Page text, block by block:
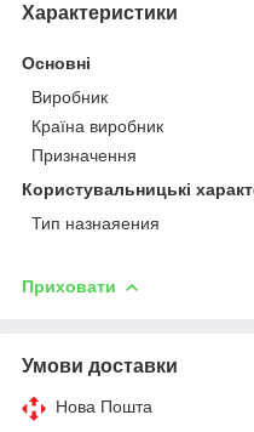
Характеристики
Основні
Виробник
Країна виробник
Призначення
Користувальницькі
Тип назнаяения
Приховати
Умови доставки
Нова Пошта